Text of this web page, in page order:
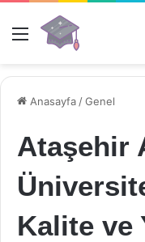
Menü
Anasayfa /Genel
Ataşehir
Kalite ve